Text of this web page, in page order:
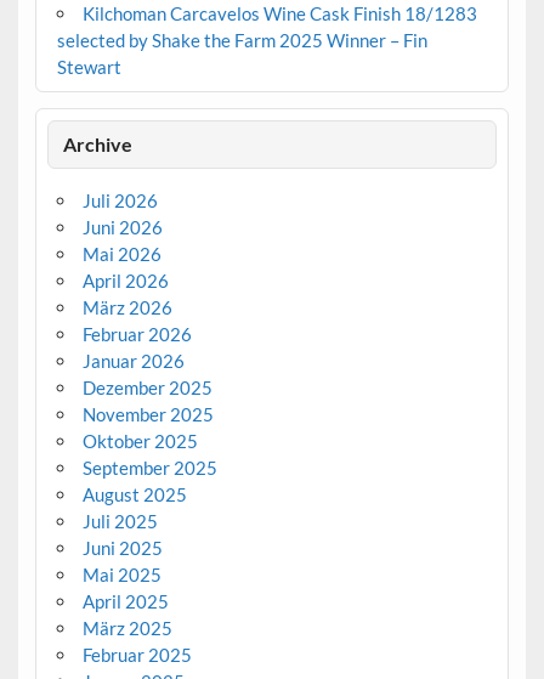
Kilchoman Carcavelos Wine Cask Finish 18/1283
selected by Shake the Farm 2025 Winner – Fin
Stewart
Archive
Juli 2026
Juni 2026
Mai 2026
April 2026
März 2026
Februar 2026
Januar 2026
Dezember 2025
November 2025
Oktober 2025
September 2025
August 2025
Juli 2025
Juni 2025
Mai 2025
April 2025
März 2025
Februar 2025